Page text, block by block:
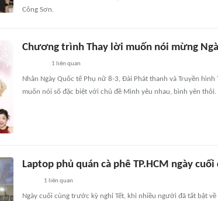
Công Sơn.
Chương trình Thay lời muốn nói mừng
1 liên quan
Nhân Ngày Quốc tế Phụ nữ 8-3, Đài Phát thanh và Truyền
muốn nói số đặc biệt với chủ đề Mình yêu nhau, bình yên thôi.
Laptop phủ quán cà phê TP.HCM ngày
1 liên quan
Ngày cuối cùng trước kỳ nghỉ Tết, khi nhiều người đã tất bật